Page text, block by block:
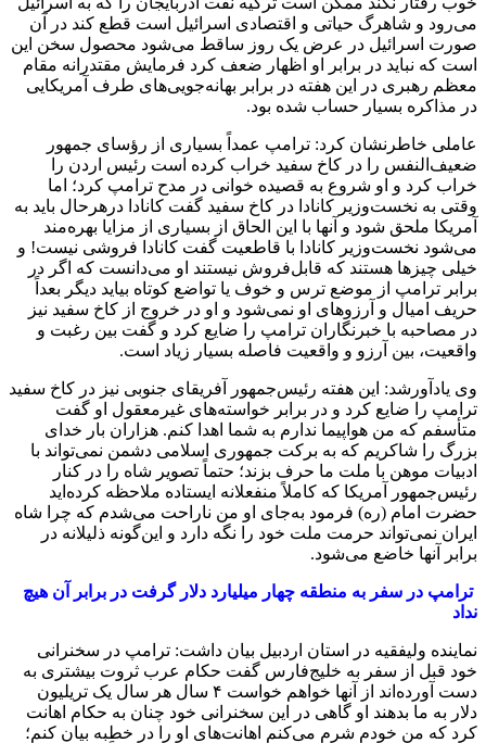
می‌رود و شاهرگ حیاتی و اقتصادی اسرائیل است قطع کند در آن
صورت اسرائیل در عرض یک روز ساقط می‌شود محصول سخن این
است که نباید در برابر او اظهار ضعف کرد فرمایش مقتدرانه مقام
معظم رهبری در این هفته در برابر بهانه‌جویی‌های طرف آمریکایی
در مذاکره بسیار حساب شده بود.
عاملی خاطرنشان کرد: ترامپ عمداً بسیاری از رؤسای جمهور
ضعیف‌النفس را در کاخ سفید خراب کرده است رئیس اردن را
خراب کرد و او شروع به قصیده خوانی در مدح ترامپ کرد؛ اما
وقتی به نخست‌وزیر کانادا در کاخ سفید گفت کانادا درهرحال باید به
آمریکا ملحق شود و آنها با این الحاق از بسیاری از مزایا بهره‌مند
می‌شود نخست‌وزیر کانادا با قاطعیت گفت کانادا فروشی نیست! و
خیلی چیزها هستند که قابل‌فروش نیستند او می‌دانست که اگر در
برابر ترامپ از موضع ترس و خوف یا تواضع کوتاه بیاید دیگر بعداً
حریف امیال و آرزوهای او نمی‌شود و او در خروج از کاخ سفید نیز
در مصاحبه با خبرنگاران ترامپ را ضایع کرد و گفت بین رغبت و
واقعیت، بین آرزو و واقعیت فاصله بسیار زیاد است.
وی یادآورشد: این هفته رئیس‌جمهور آفریقای جنوبی نیز در کاخ سفید
ترامپ را ضایع کرد و در برابر خواسته‌های غیرمعقول او گفت
متأسفم که من هواپیما ندارم به شما اهدا کنم. هزاران بار خدای
بزرگ را شاکریم که به برکت جمهوری اسلامی دشمن نمی‌تواند با
ادبیات موهن با ملت ما حرف بزند؛ حتماً تصویر شاه را در کنار
رئیس‌جمهور آمریکا که کاملاً منفعلانه ایستاده ملاحظه کرده‌اید
حضرت امام (ره) فرمود به‌جای او من ناراحت می‌شدم که چرا شاه
ایران نمی‌تواند حرمت ملت خود را نگه دارد و این‌گونه ذلیلانه در
برابر آنها خاضع می‌شود.
ترامپ در سفر به منطقه چهار میلیارد دلار گرفت در برابر آن هیچ
نداد
نماینده ولی‎فقیه در استان اردبیل بیان داشت: ترامپ در سخنرانی
خود قبل از سفر به خلیج‌فارس گفت حکام عرب ثروت بیشتری به
دست آورده‌اند از آنها خواهم خواست ۴ سال هر سال یک تریلیون
دلار به ما بدهند او گاهی در این سخنرانی خود چنان به حکام اهانت
کرد که من خودم شرم می‌کنم اهانت‌های او را در خطبه بیان کنم؛